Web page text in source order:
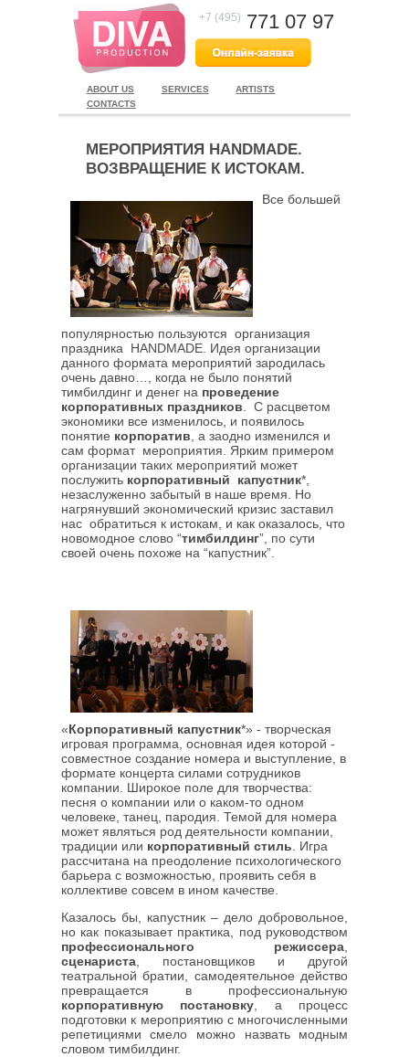
+7 (495) 771 07 97
ABOUT US SERVICES
ARTISTS
CONTACTS
МЕРОПРИЯТИЯ HANDMADE.
ВОЗВРАЩЕНИЕ К ИСТОКАМ.
Все большей
популярностью пользуются организация
праздника HANDMADE. Идея организации
данного формата мероприятий зародилась
очень давно…, когда не было понятий
тимбилдинг и денег на проведение
корпоративных праздников . С расцветом
экономики все изменилось, и появилось
понятие корпоратив , а заодно изменился и
сам формат мероприятия. Ярким примером
организации таких мероприятий может
послужить корпоративный капустник*,
незаслуженно забытый в наше время. Но
нагрянувший экономический кризис заставил
нас обратиться к истокам, и как оказалось, что
новомодное слово “тимбилдинг”, по сути
своей очень похоже на “капустник”.
«Корпоративный капустник*» - творческая
игровая программа, основная идея которой -
совместное создание номера и выступление, в
формате концерта силами сотрудников
компании. Широкое поле для творчества:
песня о компании или о каком-то одном
человеке, танец, пародия. Темой для номера
может являться род деятельности компании,
традиции или корпоративный стиль . Игра
рассчитана на преодоление психологического
барьера с возможностью, проявить себя в
коллективе совсем в ином качестве.
Казалось бы, капустник – дело добровольное,
но как показывает практика, под руководством
профессионального режиссера
сценариста, постановщиков и другой
театральной братии, самодеятельное действо
превращается в профессиональную
корпоративную постановку , а процесс
подготовки к мероприятию с многочисленными
репетициями смело можно назвать модным
словом тимбилдинг.